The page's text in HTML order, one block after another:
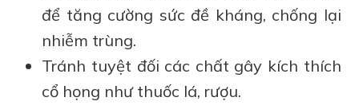
để tăng cường sức đề kháng, chống lại
nhiễm trùng.
Tránh tuyệt đối các chất gây kích thích
cổ họng như thuốc lá, rượu.